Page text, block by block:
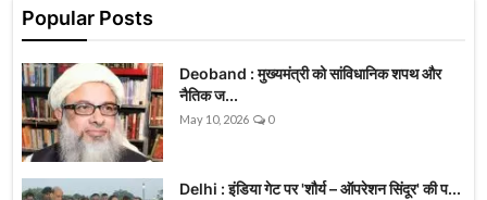
Popular Posts
Deoband : मुख्यमंत्री को सांविधानिक शपथ और
नैतिक ज...
May 10, 2026 0
Delhi : इंडिया गेट पर 'शौर्य – ऑपरेशन सिंदूर' की प...